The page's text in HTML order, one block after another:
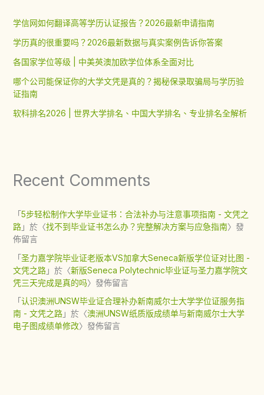
学信网如何翻译高等学历认证报告？2026最新申请指南
学历真的很重要吗？2026最新数据与真实案例告诉你答案
各国家学位等级 | 中美英澳加欧学位体系全面对比
哪个公司能保证你的大学文凭是真的？揭秘保录取骗局与学历验
证指南
软科排名2026 | 世界大学排名、中国大学排名、专业排名全解析
Recent Comments
「5步轻松制作大学毕业证书：合法补办与注意事项指南 - 文凭之
路」於〈找不到毕业证书怎么办？完整解决方案与应急指南〉發
佈留言
「圣力嘉学院毕业证老版本VS加拿大Seneca新版学位证对比图 -
文凭之路」於〈新版Seneca Polytechnic毕业证与圣力嘉学院文
凭三天完成是真的吗〉發佈留言
「认识澳洲UNSW毕业证合理补办新南威尔士大学学位证服务指
南 - 文凭之路」於〈澳洲UNSW纸质版成绩单与新南威尔士大学
电子图成绩单修改〉發佈留言